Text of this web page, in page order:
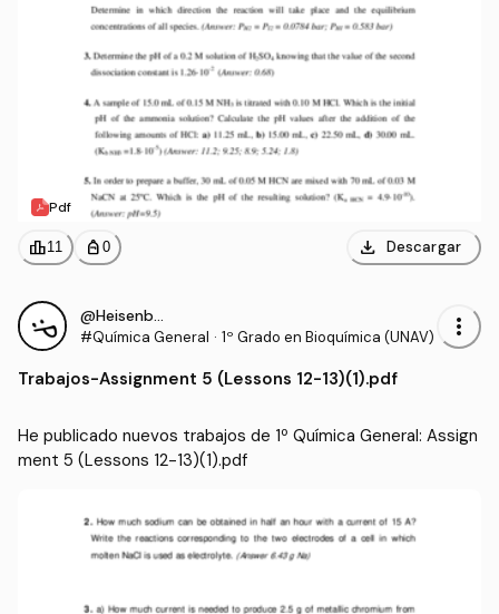
Pdf
leaderboard11 personal_bag 0 download Descargar
@Heisenberg4
#Química General · 1º Grado en Bioquímica (UNAV) more_vert
Trabajos-Assignment 5 (Lessons 12-13)(1).pdf
He publicado nuevos trabajos de 1º Química General: Assign
ment 5 (Lessons 12-13)(1).pdf